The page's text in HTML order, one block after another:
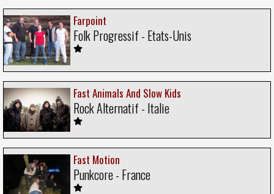
Farpoint
Folk Progressif - Etats-Unis
Fast Animals And Slow Kids
Rock Alternatif - Italie
Fast Motion
Punkcore - France